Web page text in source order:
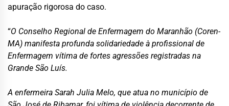
apuração rigorosa do caso.
“O Conselho Regional de Enfermagem do Maranhão (Coren-
MA) manifesta profunda solidariedade à profissional de
Enfermagem vítima de fortes agressões registradas na
Grande São Luís.
A enfermeira Sarah Julia Melo, que atua no município de